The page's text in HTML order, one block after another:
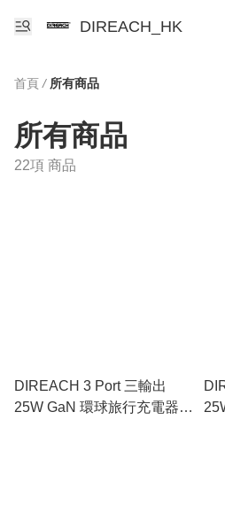
DIREACH_HK
首頁 / 所有商品
所有商品
22項 商品
DIREACH 3 Port 三輸出
25W GaN 環球旅行充電器